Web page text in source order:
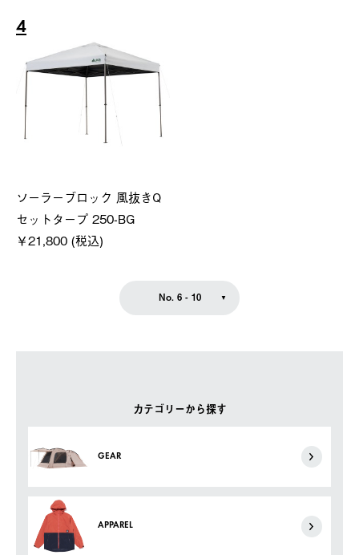
カテゴリーから探す
GEAR
APPAREL
4
ソーラーブロック 風抜きQ
セットタープ 250-BG
￥21,800 (税込)
No. 6 - 10